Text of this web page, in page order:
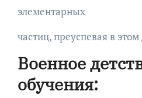
элементарных
частиц, преуспевая в этом
Военное
обучения: